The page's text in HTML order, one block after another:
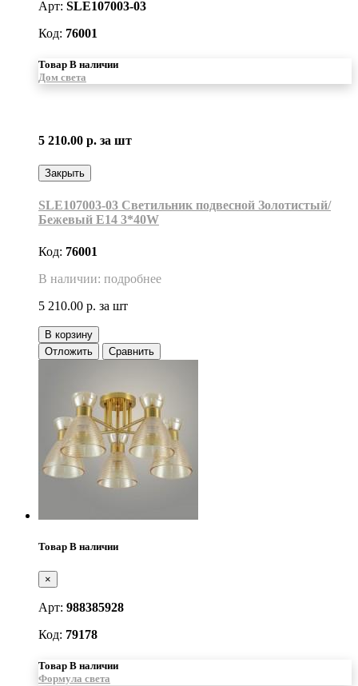
Арт: SLE107003-03
Код: 76001
Товар В наличии
Дом света
5 210.00 р. за шт
Закрыть
SLE107003-03 Светильник подвесной Золотистый/
Бежевый E14 3*40W
Код: 76001
В наличии: подробнее
5 210.00 р. за шт
В корзину
Отложить
Сравнить
Товар В наличии
×
Арт: 988385928
Код: 79178
Товар В наличии
Формула света